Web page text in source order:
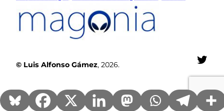
© Luis Alfonso Gámez, 2026.